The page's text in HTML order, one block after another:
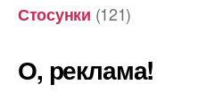
Стосунки (121)
О, реклама!